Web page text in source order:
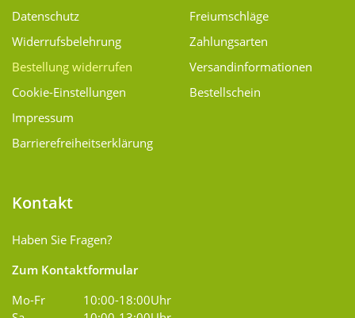
Datenschutz
Widerrufsbelehrung
Bestellung widerrufen
Cookie-Einstellungen
Impressum
Barrierefreiheitserklärung
Freiumschläge
Zahlungsarten
Versand­informationen
Bestellschein
Kontakt
Haben Sie Fragen?
Zum Kontaktformular
Mo-Fr
10:00-18:00Uhr